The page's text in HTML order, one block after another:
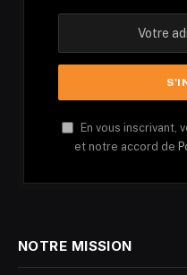
En vous inscrivant,
et notre accord de
NOTRE MISSION